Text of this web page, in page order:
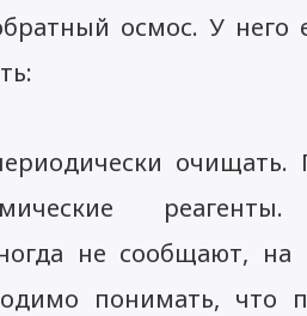
осмос. У него
очищать.
не сообщают,
понимать, что